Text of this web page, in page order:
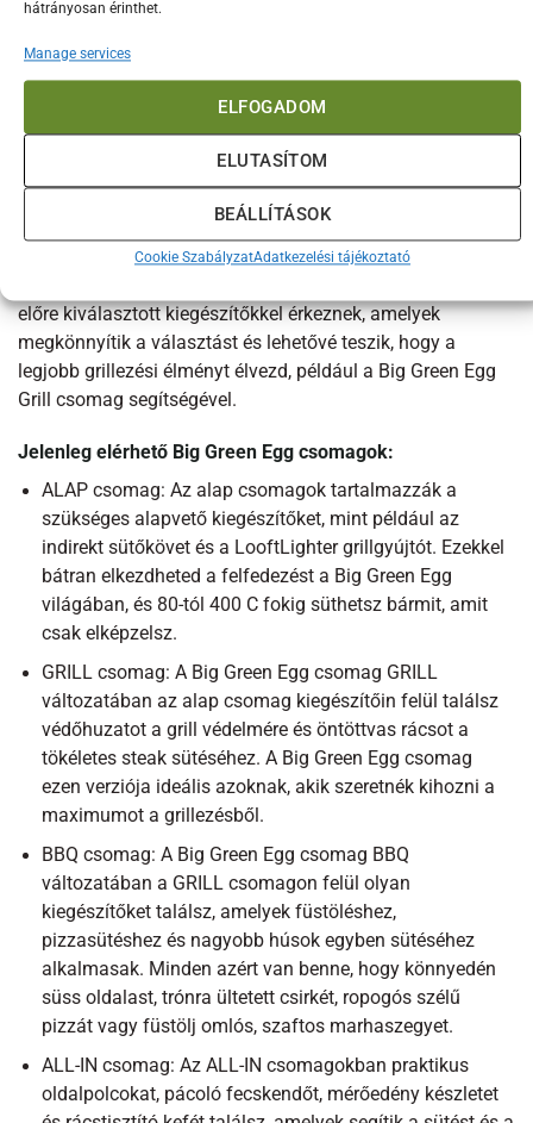
hátrányosan érinthet.
Manage services
ELFOGADOM
ELUTASÍTOM
BEÁLLÍTÁSOK
Cookie SzabályzatAdatkezelési tájékoztató
TOVÁBBI INFORMÁCIÓK
VÉLEMÉNYEK (0)
XLarge Grill csomag
grillezés és a kültéri főzés szerelmeseinek. Ezek a hosszú
előre kiválasztott kiegészítőkkel érkeznek, amelyek
megkönnyítik a választást és lehetővé teszik, hogy a
legjobb grillezési élményt élvezd, például a Big Green Egg
Grill csomag segítségével.
Jelenleg elérhető Big Green Egg csomagok:
ALAP csomag: Az alap csomagok tartalmazzák a
szükséges alapvető kiegészítőket, mint például az
indirekt sütőkövet és a LooftLighter grillgyújtót. Ezekkel
bátran elkezdheted a felfedezést a Big Green Egg
világában, és 80-tól 400 C fokig süthetsz bármit, amit
csak elképzelsz.
GRILL csomag: A Big Green Egg csomag GRILL
változatában az alap csomag kiegészítőin felül találsz
védőhuzatot a grill védelmére és öntöttvas rácsot a
tökéletes steak sütéséhez. A Big Green Egg csomag
ezen verziója ideális azoknak, akik szeretnék kihozni a
maximumot a grillezésből.
BBQ csomag: A Big Green Egg csomag BBQ
változatában a GRILL csomagon felül olyan
kiegészítőket találsz, amelyek füstöléshez,
pizzasütéshez és nagyobb húsok egyben sütéséhez
alkalmasak. Minden azért van benne, hogy könnyedén
süss oldalast, trónra ültetett csirkét, ropogós szélű
pizzát vagy füstölj omlós, szaftos marhaszegyet.
ALL-IN csomag: Az ALL-IN csomagokban praktikus
oldalpolcokat, pácoló fecskendőt, mérőedény készletet